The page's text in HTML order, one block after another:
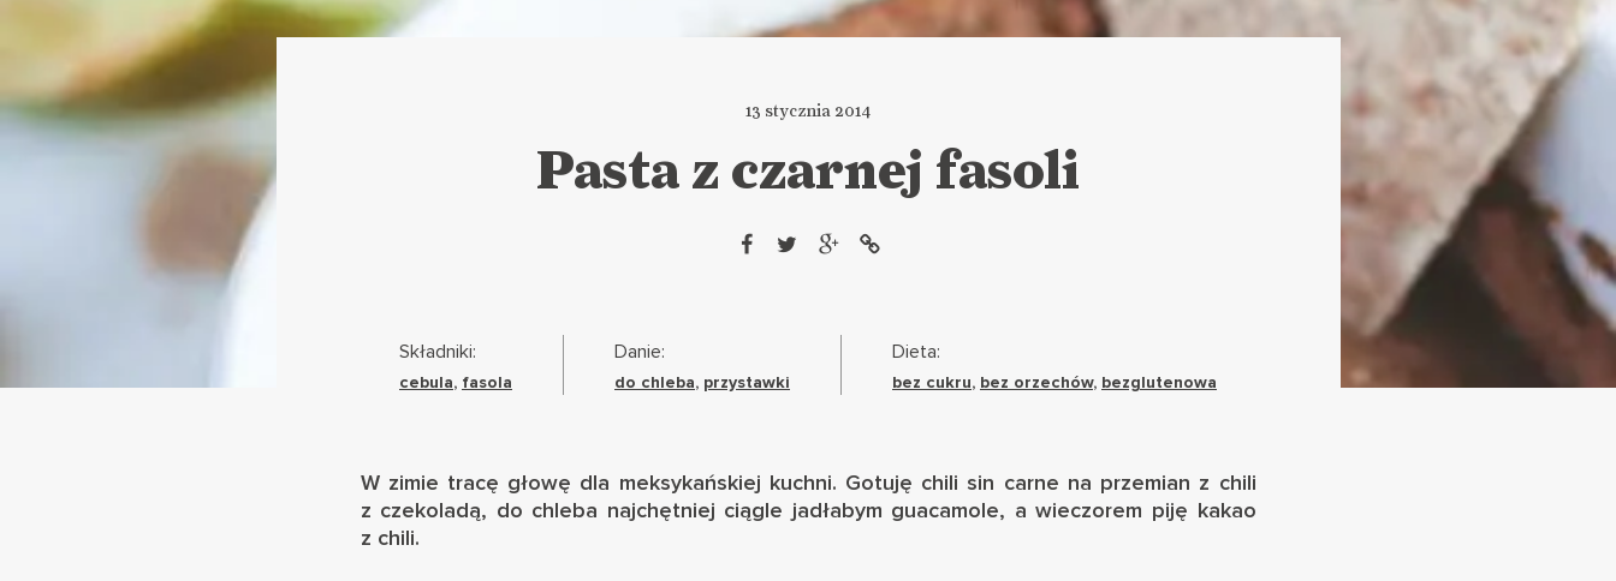
13 stycznia 2014
Pasta z czarnej fasoli
Składniki:
cebula, fasola
Danie:
do chleba, przystawki
Dieta:
bez cukru, bez orzechów, bezglutenowa
W zimie tracę głowę dla meksykańskiej kuchni. Gotuję chili sin carne na przemian z chili
z czekoladą, do chleba najchętniej ciągle jadłabym guacamole, a wieczorem piję kakao
z chili.